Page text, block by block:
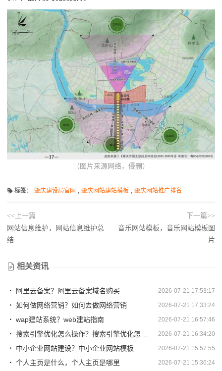
（图片来源网络，侵删）
标签： 肇庆建设局官网 , 肇庆网站建站模板 , 肇庆网站推广排名
<<上一篇
网站信息维护，网站信息维护总
结
下一篇>>
音乐网站模板，音乐网站模板图
片
相关资讯
2026-07-21 17:53:17
阿里云备案？阿里云备案域名购买
2026-07-21 17:33:24
如何做网络营销？如何去做网络营销
2026-07-21 16:57:46
wap建站系统？web建站指南
2026-07-21 16:34:20
搜索引擎优化怎么操作？搜索引擎优化怎么操作视频
2026-07-21 15:57:55
中小企业网站建设？中小企业网站模板
2026-07-21 15:36:24
个人主页是什么，个人主页是哪里